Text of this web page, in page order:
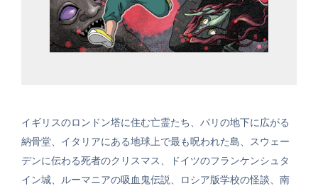
イギリスのロンドン塔に住む亡霊たち、パリの地下に広がる
納骨堂、イタリアにある地球上で最も呪われた島、スウェー
デンに伝わる死者のクリスマス、ドイツのフランケンシュタ
イン城、ルーマニアの吸血鬼伝説、ロシア版学校の怪談、南